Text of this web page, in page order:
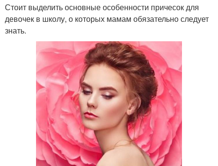
Стоит выделить основные особенности причесок для
девочек в школу, о которых мамам обязательно следует
знать.